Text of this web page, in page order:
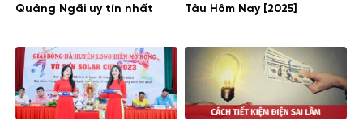
Quảng Ngãi uy tín nhất
Tàu Hôm Nay [2025]